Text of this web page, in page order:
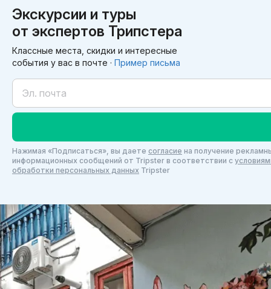
Экскурсии и туры
от экспертов Трипстера
Классные места, скидки и интересные
события у вас в почте · Пример письма
Нажимая «Подписаться», вы даете согласие на получение
информационных сообщений от Tripster в соответствии c
обработки персональных данных Tripster